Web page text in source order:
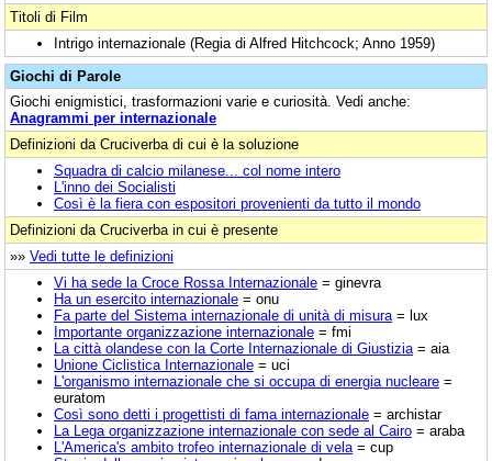
Titoli di Film
Intrigo internazionale (Regia di Alfred Hitchcock; Anno 1959)
Giochi di Parole
Giochi enigmistici, trasformazioni varie e curiosità. Vedi anche:
Anagrammi per internazionale
Definizioni da Cruciverba di cui è la soluzione
Squadra di calcio milanese... col nome intero
L'inno dei Socialisti
Così è la fiera con espositori provenienti da tutto il mondo
Definizioni da Cruciverba in cui è presente
»» Vedi tutte le definizioni
Vi ha sede la Croce Rossa Internazionale = ginevra
Ha un esercito internazionale = onu
Fa parte del Sistema internazionale di unità di misura = lux
Importante organizzazione internazionale = fmi
La città olandese con la Corte Internazionale di Giustizia = aia
Unione Ciclistica Internazionale = uci
L'organismo internazionale che si occupa di energia nucleare =
euratom
Così sono detti i progettisti di fama internazionale = archistar
La Lega organizzazione internazionale con sede al Cairo = araba
L'America's ambito trofeo internazionale di vela = cup